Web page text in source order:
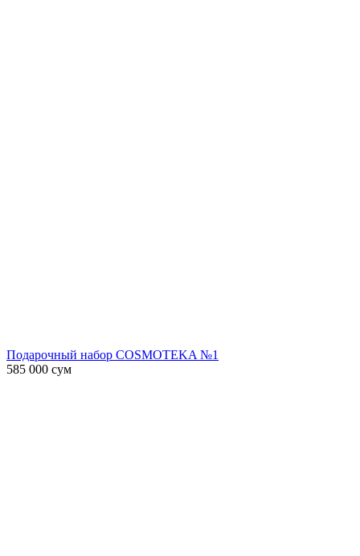
Подарочный набор COSMOTEKA №1
585 000 сум